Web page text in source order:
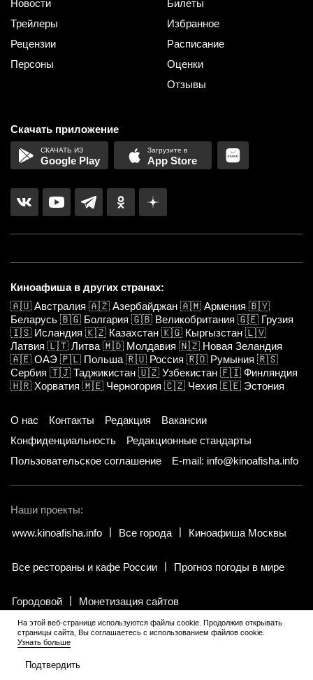
Новости
Трейлеры
Рецензии
Персоны
Билеты
Избранное
Расписание
Оценки
Отзывы
Скачать приложение
Google Play App Store
Киноафиша в других странах:
🇦🇺 Австралия 🇦🇿 Азербайджан 🇦🇲 Армения 🇧🇾
Беларусь 🇧🇬 Болгария 🇬🇧 Великобритания 🇬🇪 Грузия
🇮🇸 Исландия 🇰🇿 Казахстан 🇰🇬 Кыргызстан 🇱🇻
Латвия 🇱🇹 Литва 🇲🇩 Молдавия 🇳🇿 Новая Зеландия
🇦🇪 ОАЭ 🇵🇱 Польша 🇷🇺 Россия 🇷🇴 Румыния 🇷🇸
Сербия 🇹🇯 Таджикистан 🇺🇿 Узбекистан 🇫🇮 Финляндия
🇭🇷 Хорватия 🇲🇪 Черногория 🇨🇿 Чехия 🇪🇪 Эстония
О нас Контакты Редакция
Вакансии
Конфиденциальность
Редакционные стандарты
Пользовательское соглашение
E-mail: info@kinoafisha.info
Наши проекты:
www.kinoafisha.info
Все города Киноафиша Москвы
Все рестораны и кафе России Прогноз погоды в мире
Городовой Монетизация сайтов
© 2002-2026 Все права и материалы принадлежат «Киноафиша».
18+. Копирование информации только с письменного разрешения
редакции.
На этой веб-странице используются файлы cookie. Продолжив открывать
страницы сайта, Вы соглашаетесь с использованием файлов cookie.
Узнать больше
Подтвердить